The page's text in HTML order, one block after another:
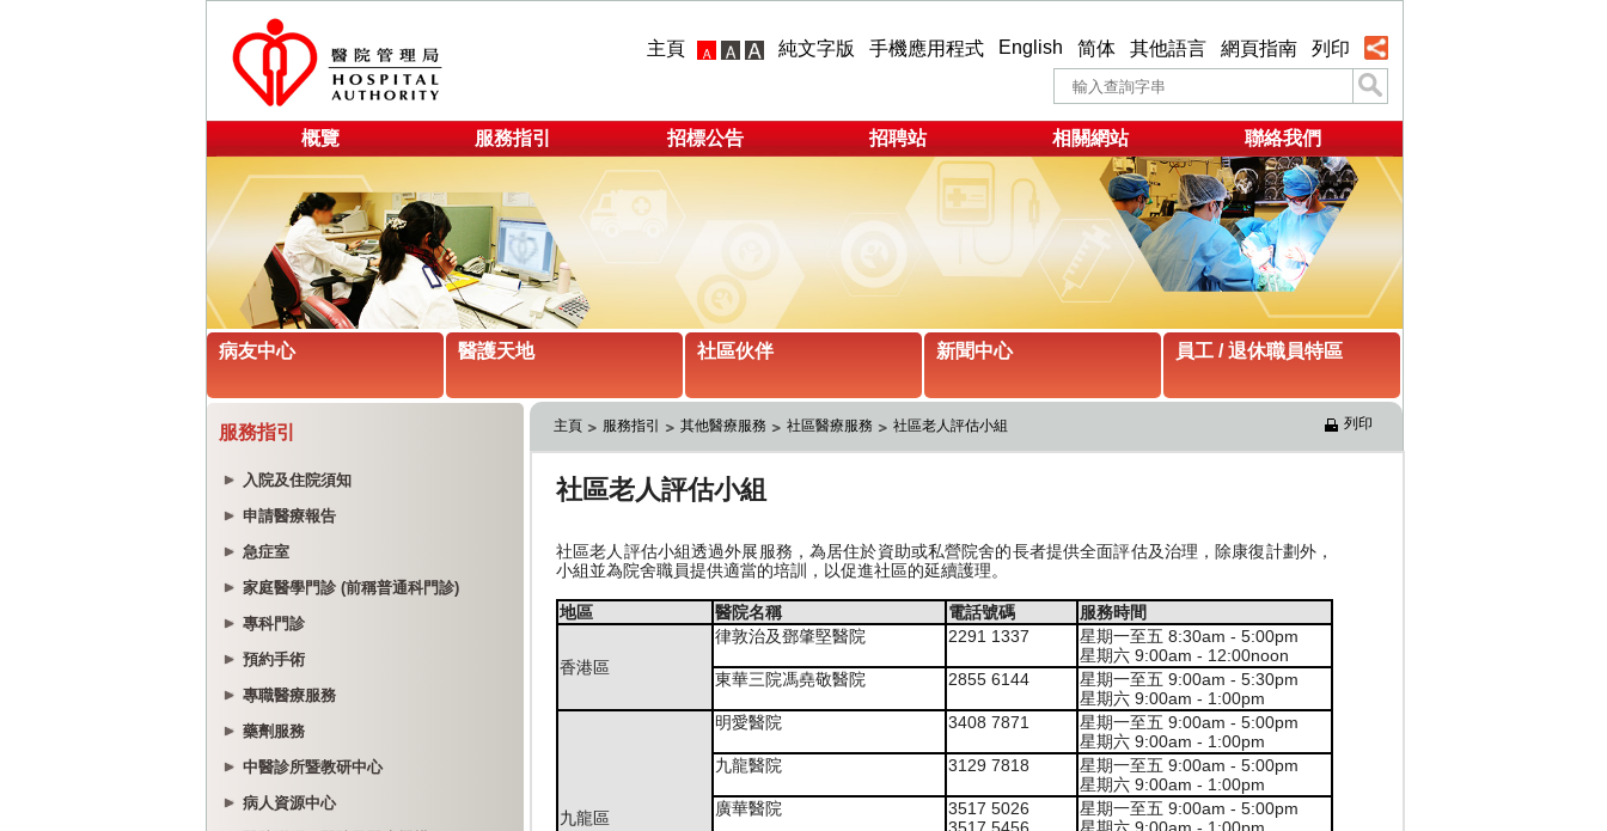
主頁 純文字版 手機應用程式 English 简体 其他語言 網頁指南 列印
概覽 服務指引 招標公告 招聘站 相關網站 聯絡我們
病友中心 醫護天地 社區伙伴 新聞中心 員工 / 退休職員特區
服務指引
入院及住院須知
申請醫療報告
急症室
家庭醫學門診 (前稱普通科門診)
專科門診
預約手術
專職醫療服務
藥劑服務
中醫診所暨教研中心
病人資源中心
主頁 服務指引 其他醫療服務 社區醫療服務 社區老人評估小組 列印